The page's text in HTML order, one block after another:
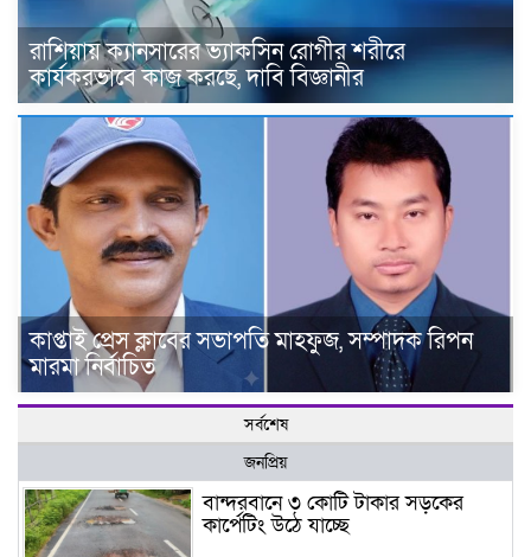
রাশিয়ায় ক্যানসারের ভ্যাকসিন রোগীর শরীরে
কার্যকরভাবে কাজ করছে, দাবি বিজ্ঞানীর
কাপ্তাই প্রেস ক্লাবের সভাপতি মাহফুজ, সম্পাদক রিপন
মারমা নির্বাচিত
সর্বশেষ
জনপ্রিয়
বান্দরবানে ৩ কোটি টাকার সড়কের
কার্পেটিং উঠে যাচ্ছে